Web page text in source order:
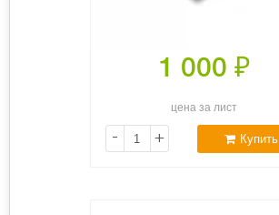
1 000 ₽
цена за лист
- + Купить